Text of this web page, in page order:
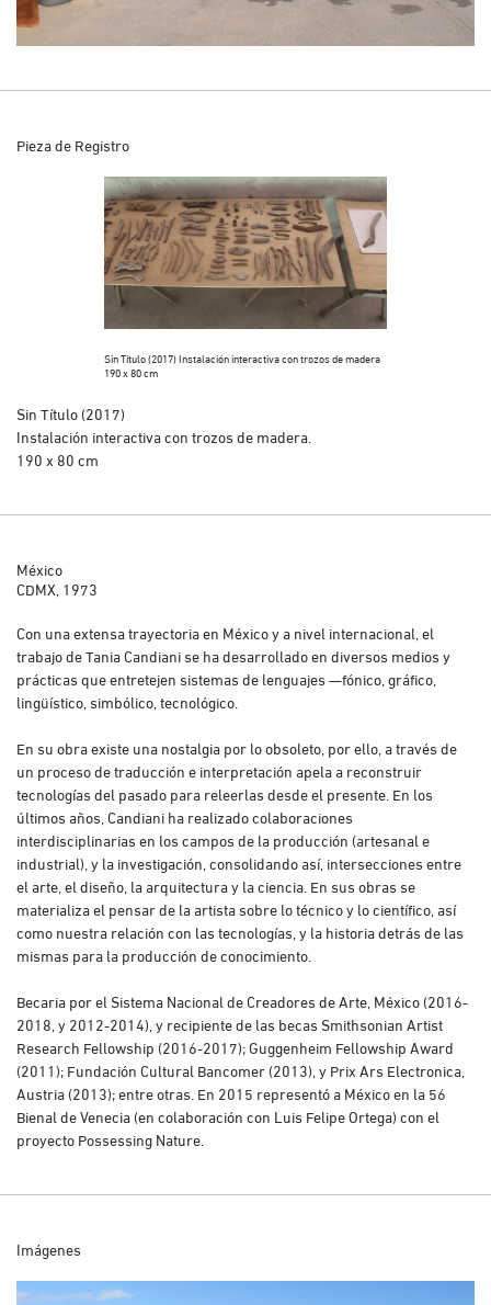
Pieza de Registro
Sin Título (2017) Instalación interactiva con trozos de madera
190 x 80 cm
Sin Título (2017)
Instalación interactiva con trozos de madera.
190 x 80 cm
México
CDMX, 1973
Con una extensa trayectoria en México y a nivel internacional, el
trabajo de Tania Candiani se ha desarrollado en diversos medios y
prácticas que entretejen sistemas de lenguajes —fónico, gráfico,
lingüístico, simbólico, tecnológico.
En su obra existe una nostalgia por lo obsoleto, por ello, a través de
un proceso de traducción e interpretación apela a reconstruir
tecnologías del pasado para releerlas desde el presente. En los
últimos años, Candiani ha realizado colaboraciones
interdisciplinarias en los campos de la producción (artesanal e
industrial), y la investigación, consolidando así, intersecciones entre
el arte, el diseño, la arquitectura y la ciencia. En sus obras se
materializa el pensar de la artista sobre lo técnico y lo científico, así
como nuestra relación con las tecnologías, y la historia detrás de las
mismas para la producción de conocimiento.
Becaria por el Sistema Nacional de Creadores de Arte, México (2016-
2018, y 2012-2014), y recipiente de las becas Smithsonian Artist
Research Fellowship (2016-2017); Guggenheim Fellowship Award
(2011); Fundación Cultural Bancomer (2013), y Prix Ars Electronica,
Austria (2013); entre otras. En 2015 representó a México en la 56
Bienal de Venecia (en colaboración con Luis Felipe Ortega) con el
proyecto Possessing Nature.
Imágenes